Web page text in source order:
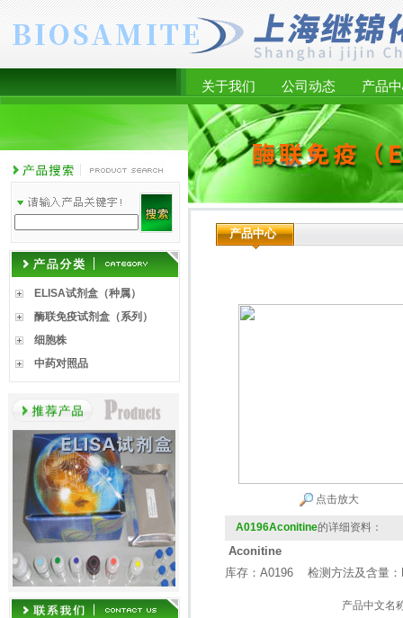
关于我们 公司动态 产品
ELISA试剂盒（种属）
酶联免疫试剂盒（系列）
细胞株
中药对照品
产品中心
点击放大
A0196Aconitine的详细资料：
Aconitine
库存：A0196 检测方法及含量
产品中文名